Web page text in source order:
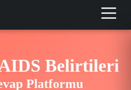
Belirtileri
Platformu